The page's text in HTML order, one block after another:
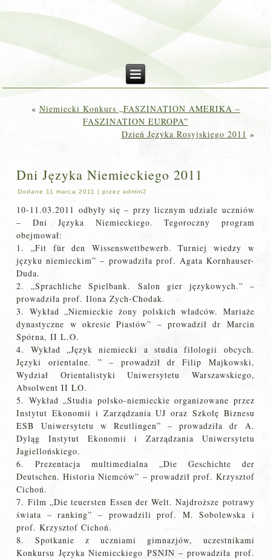
« Niemiecki Konkurs „FASZINATION AMERIKA –
FASZINATION EUROPA”
Dzień Języka Rosyjskiego 2011 »
Dni Języka Niemieckiego 2011
Dodane 11 marca 2011 |przez admin2
10-11.03.2011 odbyły się – przy licznym udziale uczniów
– Dni Języka Niemieckiego. Tegoroczny program
obejmował:
1. „Fit für den Wissenswettbewerb. Turniej wiedzy w
języku niemieckim” – prowadziła prof. Agata Kornhauser-
Duda.
2. „Sprachliche Spielbank. Salon gier językowych.” –
prowadziła prof. Ilona Zych-Chodak.
3. Wykład „Niemieckie żony polskich władców. Mariaże
dynastyczne w okresie Piastów” – prowadził dr Marcin
Spórna, II L.O.
4. Wykład „Język niemiecki a studia filologii obcych.
Języki orientalne. ” – prowadził dr Filip Majkowski,
Wydział Orientalistyki Uniwersytetu Warszawskiego,
Absolwent II LO.
5. Wykład „Studia polsko-niemieckie organizowane przez
Instytut Ekonomii i Zarządzania UJ oraz Szkołę Biznesu
ESB Uniwersytetu w Reutlingen” – prowadziła dr A.
Dyląg Instytut Ekonomii i Zarządzania Uniwersytetu
Jagiellońskiego.
6. Prezentacja multimedialna „Die Geschichte der
Deutschen. Historia Niemców” – prowadził prof. Krzysztof
Cichoń.
7. Film „Die teuersten Essen der Welt. Najdroższe potrawy
świata – ranking” – prowadzili prof. M. Sobolewska i
prof. Krzysztof Cichoń.
8. Spotkanie z uczniami gimnazjów, uczestnikami
Konkursu Języka Niemieckiego PSNJN – prowadziła prof.